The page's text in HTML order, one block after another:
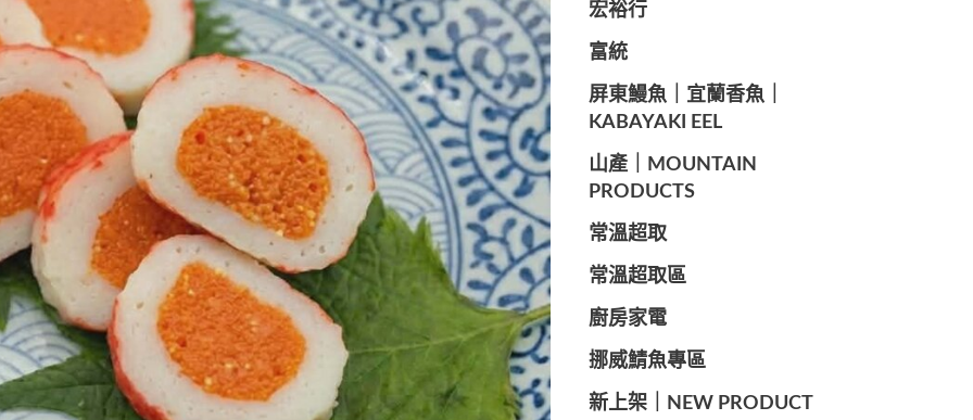
宏裕行
富統
️屏東鰻魚｜宜蘭香魚｜
KABAYAKI EEL
山產｜MOUNTAIN
PRODUCTS
常溫超取
常溫超取區
廚房家電
️挪威鯖魚專區
️新上架｜NEW PRODUCT